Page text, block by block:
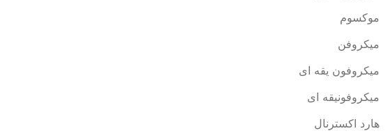
موکسوم
میکروفن
میکروفون یقه ای
میکروفونیقه ای
هارد اکسترنال